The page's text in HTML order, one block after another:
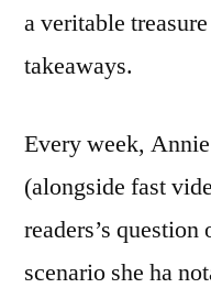
a veritable
takeaways.
Every week,
(alongside fast
readers’s question
scenario she ha